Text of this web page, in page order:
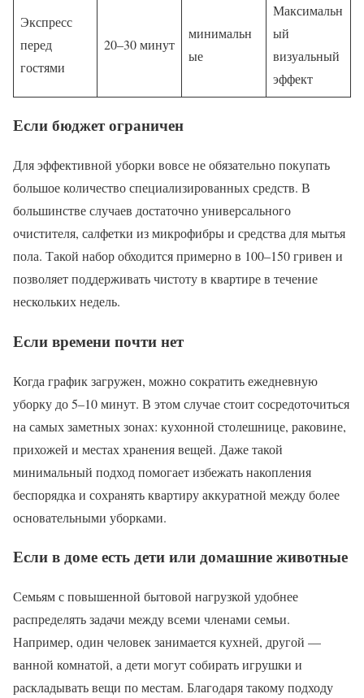
Экспресс
перед
гостями
20–30 минут
минимальн
ые
Максимальн
ый
визуальный
эффект
Если бюджет ограничен
Для эффективной уборки вовсе не обязательно покупать
большое количество специализированных средств. В
большинстве случаев достаточно универсального
очистителя, салфетки из микрофибры и средства для мытья
пола. Такой набор обходится примерно в 100–150 гривен и
позволяет поддерживать чистоту в квартире в течение
нескольких недель.
Если времени почти нет
Когда график загружен, можно сократить ежедневную
уборку до 5–10 минут. В этом случае стоит сосредоточиться
на самых заметных зонах: кухонной столешнице, раковине,
прихожей и местах хранения вещей. Даже такой
минимальный подход помогает избежать накопления
беспорядка и сохранять квартиру аккуратной между более
основательными уборками.
Если в доме есть дети или домашние животные
Семьям с повышенной бытовой нагрузкой удобнее
распределять задачи между всеми членами семьи.
Например, один человек занимается кухней, другой —
ванной комнатой, а дети могут собирать игрушки и
раскладывать вещи по местам. Благодаря такому подходу